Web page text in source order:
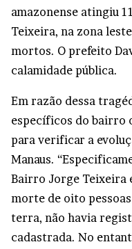
amazonense atingiu
Teixeira, na zona
mortos. O prefeito
calamidade pública.
Em razão dessa
específicos do bairro
para verificar a
Manaus.
Bairro Jorge Teixeira
morte de oito
terra, não havia
cadastrada. No